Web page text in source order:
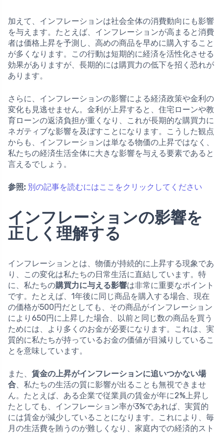
加えて、インフレーションは社会全体の消費動向にも影響
を与えます。たとえば、インフレーションが高まると消費
者は価格上昇を予測し、高めの商品を早めに購入すること
が多くなります。この行動は短期的に経済を活性化させる
効果がありますが、長期的には購買力の低下を招く恐れが
あります。
さらに、インフレーションの影響による経済政策や金利の
変化も見逃せません。金利が上昇すると、住宅ローンや教
育ローンの返済負担が重くなり、これが長期的な購買力に
ネガティブな影響を及ぼすことになります。こうした観点
からも、インフレーションは単なる物価の上昇ではなく、
私たちの経済生活全体に大きな影響を与える要素であると
言えるでしょう。
参照: 別の記事を読むにはここをクリックしてください
インフレーションの影響を
正しく理解する
インフレーションとは、物価が持続的に上昇する現象であ
り、この変化は私たちの日常生活に直結しています。特
に、私たちの購買力に与える影響は非常に重要なポイント
です。たとえば、1年後に同じ商品を購入する場合、現在
の価格が500円だとしても、その商品がインフレーション
により650円に上昇した場合、以前と同じ数の商品を買う
ためには、より多くのお金が必要になります。これは、実
質的に私たちが持っているお金の価値が目減りしているこ
とを意味しています。
また、 賃金の上昇がインフレーションに追いつかない場
合 、私たちの生活の質に影響が出ることも無視できませ
ん。たとえば、ある企業で従業員の賃金が年に2%上昇し
たとしても、インフレーション率が3%であれば、実質的
には賃金が減少していることになります。これにより、毎
月の生活費を賄うのが難しくなり、家庭内での経済的スト